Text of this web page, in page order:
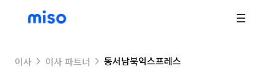
이사 이사 파트너 동서남북익스프레스